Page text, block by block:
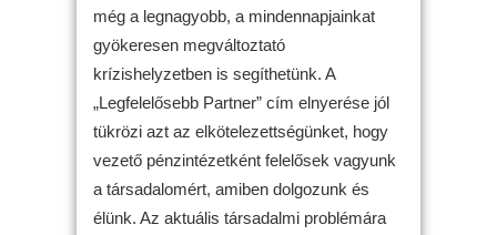
még a legnagyobb, a mindennapjainkat
gyökeresen megváltoztató
krízishelyzetben is segíthetünk. A
„Legfelelősebb Partner” cím elnyerése jól
tükrözi azt az elkötelezettségünket, hogy
vezető pénzintézetként felelősek vagyunk
a társadalomért, amiben dolgozunk és
élünk. Az aktuális társadalmi problémára